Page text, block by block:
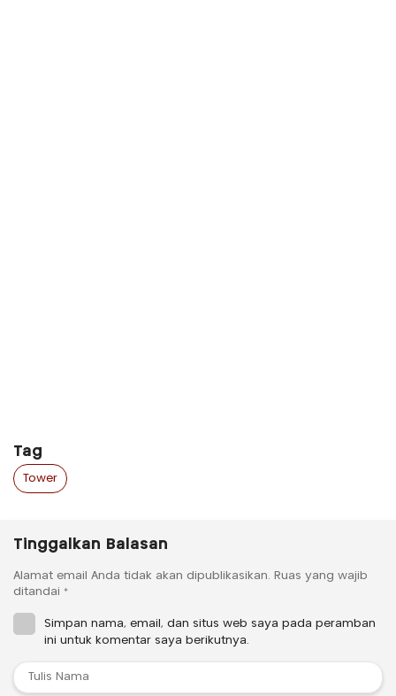
Tag
Tower
Tinggalkan Balasan
Alamat email Anda tidak akan dipublikasikan. Ruas yang wajib
ditandai *
Simpan nama, email, dan situs web saya pada peramban
ini untuk komentar saya berikutnya.